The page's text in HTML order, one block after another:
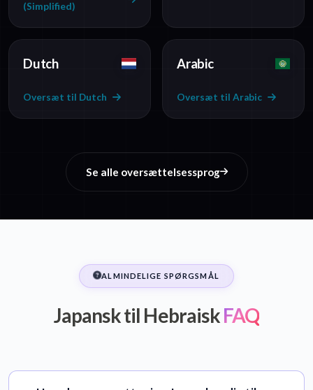
(Simplified)
Dutch
Oversæt til Dutch
Arabic
Oversæt til Arabic
Se alle oversættelsessprog
ALMINDELIGE SPØRGSMÅL
Japansk til HebraiskFAQ